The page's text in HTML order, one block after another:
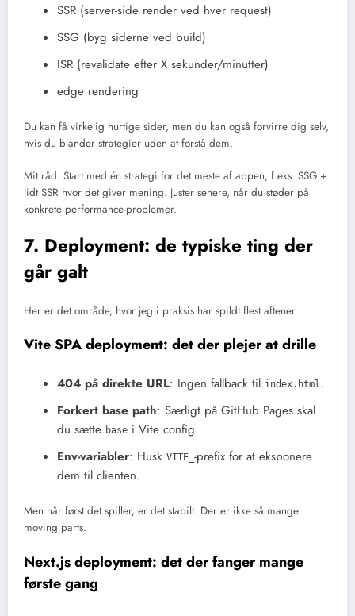
SSR (server-side render ved hver request)
SSG (byg siderne ved build)
ISR (revalidate efter X sekunder/minutter)
edge rendering
Du kan få virkelig hurtige sider, men du kan også forvirre dig selv,
hvis du blander strategier uden at forstå dem.
Mit råd: Start med én strategi for det meste af appen, f.eks. SSG +
lidt SSR hvor det giver mening. Juster senere, når du støder på
konkrete performance-problemer.
7. Deployment: de typiske ting der
går galt
Her er det område, hvor jeg i praksis har spildt flest aftener.
Vite SPA deployment: det der plejer at drille
404 på direkte URL: Ingen fallback til index.html.
Forkert base path: Særligt på GitHub Pages skal
du sætte base i Vite config.
Env-variabler: Husk VITE_ -prefix for at eksponere
dem til clienten.
Men når først det spiller, er det stabilt. Der er ikke så mange
moving parts.
Next.js deployment: det der fanger mange
første gang